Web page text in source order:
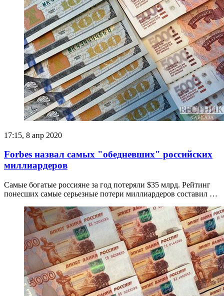
17:15, 8 апр 2020
Forbes назвал самых "обедневших" российских
миллиардеров
Самые богатые россияне за год потеряли $35 млрд. Рейтинг
понесших самые серьезные потери миллиардеров составил …